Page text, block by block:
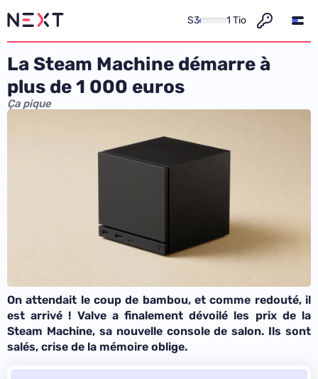
S3 1 Tio
La Steam Machine démarre à
plus de 1 000 euros
Ça pique
On attendait le coup de bambou, et comme redouté, il
est arrivé ! Valve a finalement dévoilé les prix de la
Steam Machine, sa nouvelle console de salon. Ils sont
salés, crise de la mémoire oblige.